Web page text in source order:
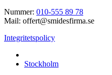
Nummer: 010-555 89 78
Mail: offert@smidesfirma.se
Integritetspolicy
Stockholm